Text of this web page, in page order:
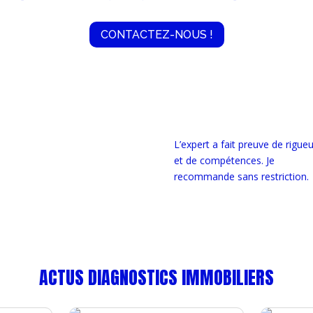
CONTACTEZ-NOUS !
L’expert a fait preuve de
et de compétences. Je
recommande sans restriction.
ACTUS DIAGNOSTICS IMMOBILIERS